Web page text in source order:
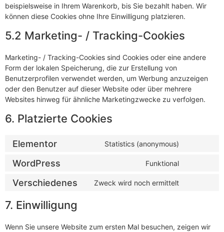
beispielsweise in Ihrem Warenkorb, bis Sie bezahlt haben. Wir
können diese Cookies ohne Ihre Einwilligung platzieren.
5.2 Marketing- / Tracking-Cookies
Marketing- / Tracking-Cookies sind Cookies oder eine andere
Form der lokalen Speicherung, die zur Erstellung von
Benutzerprofilen verwendet werden, um Werbung anzuzeigen
oder den Benutzer auf dieser Website oder über mehrere
Websites hinweg für ähnliche Marketingzwecke zu verfolgen.
6. Platzierte Cookies
Elementor Statistics (anonymous)
WordPress Funktional
Verschiedenes Zweck wird noch ermittelt
7. Einwilligung
Wenn Sie unsere Website zum ersten Mal besuchen, zeigen wir